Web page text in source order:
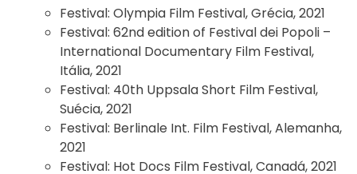
Festival: Olympia Film Festival, Grécia, 2021
Festival: 62nd edition of Festival dei Popoli –
International Documentary Film Festival,
Itália, 2021
Festival: 40th Uppsala Short Film Festival,
Suécia, 2021
Festival: Berlinale Int. Film Festival, Alemanha,
2021
Festival: Hot Docs Film Festival, Canadá, 2021